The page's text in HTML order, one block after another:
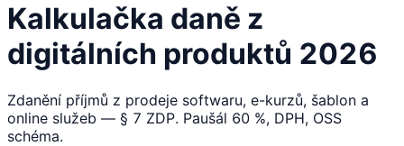
Kalkulačka daně z
digitálních produktů 2026
Zdanění příjmů z prodeje softwaru, e-kurzů, šablon a
online služeb — § 7 ZDP. Paušál 60 %, DPH, OSS
schéma.